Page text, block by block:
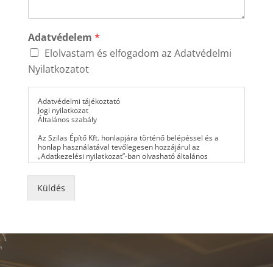
Adatvédelem *
Elolvastam és elfogadom az Adatvédelmi
Nyilatkozatot
Adatvédelmi tájékoztató
Jogi nyilatkozat
Általános szabály
Az Szilas Építő Kft. honlapjára történő belépéssel és a
honlap használatával tevőlegesen hozzájárul az
„Adatkezelési nyilatkozat”-ban olvasható általános
adatkezeléshez, valamint tudomásul veszi és betartja az
alábbiakban olvasható jogi és adatkezelési
nyilatkozatokat. A terület specifikus adatkezelésekhez az
adott adatkezelés előtt egy chekbox (jelölő négyzet)
kipipálásával járul hozzá, melynek szabályozását jelen
Küldés